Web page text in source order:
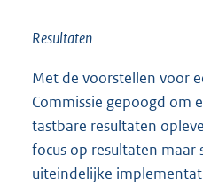
Resultaten
Met de voorstellen voor
Commissie gepoogd om
tastbare resultaten
focus op resultaten maar
uiteindelijke